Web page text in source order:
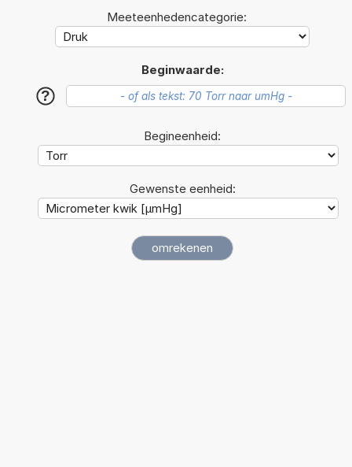
Meeteenhedencategorie:
Beginwaarde:
?
Begineenheid:
Gewenste eenheid: